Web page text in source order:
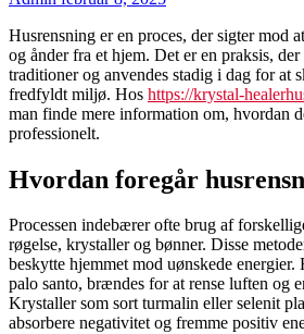
Husrensning er en proces, der sigter mod
og ånder fra et hjem. Det er en praksis,
traditioner og anvendes stadig i dag for at
fredfyldt miljø. Hos https://krystal-
man finde mere information om, hvordan
professionelt.
Hvordan foregår
Processen indebærer ofte brug af
røgelse, krystaller og bønner. Disse
beskytte hjemmet mod uønskede energier.
palo santo, brændes for at rense luften og
Krystaller som sort turmalin eller selenit
absorbere negativitet og fremme positiv